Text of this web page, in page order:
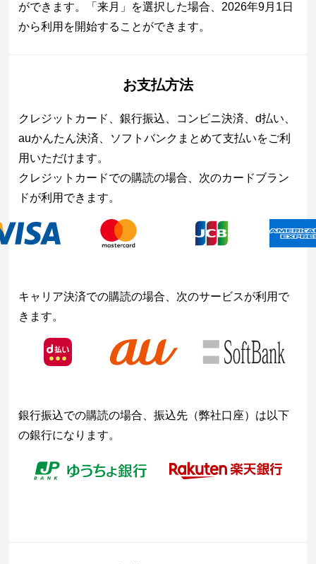
ができます。「来月」を選択した場合、2026年9月1日
から利用を開始することができます。
お支払方法
クレジットカード、銀行振込、コンビニ決済、d払い、
auかんたん決済、ソフトバンクまとめて支払いをご利
用いただけます。
クレジットカードでの購読の場合、次のカードブラン
ドが利用できます。
キャリア決済での購読の場合、次のサービスが利用で
きます。
銀行振込での購読の場合、振込先（弊社口座）は以下
の銀行になります。